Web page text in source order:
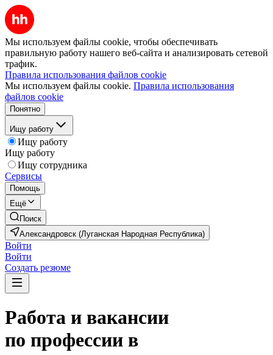
Мы используем файлы cookie, чтобы обеспечивать
правильную работу нашего веб-сайта и анализировать сетевой
трафик.
Правила использования файлов cookie
Мы используем файлы cookie. Правила использования
файлов cookie
Понятно
Ищу работу
Ищу работу
Ищу работу
Ищу сотрудника
Сервисы
Помощь
Ещё
Поиск
Александровск (Луганская Народная Республика)
Войти
Войти
Создать резюме
Работа и вакансии
по профессии в